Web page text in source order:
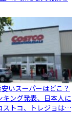
安いスーパーはどこ？
キング発表、日本人に
ストコ、トレジョは…